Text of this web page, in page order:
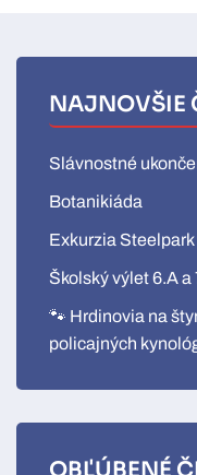
NAJNOVŠIE
Slávnostné
Botanikiáda
Exkurzia
Školský výlet 6.A a
🐾 Hrdinovia na
policajných